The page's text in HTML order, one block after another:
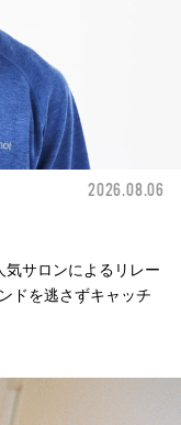
2026.08.06
サロンによるリレー
ドを逃さずキャッチ